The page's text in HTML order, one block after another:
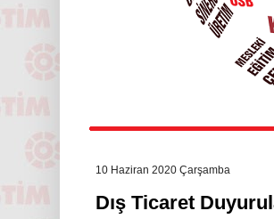
10 Haziran 2020 Çarşamba
Dış Ticaret